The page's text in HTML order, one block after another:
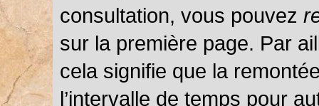
consultation, vous pouvez
sur la première page. Par
cela signifie que la
l’intervalle de temps pour